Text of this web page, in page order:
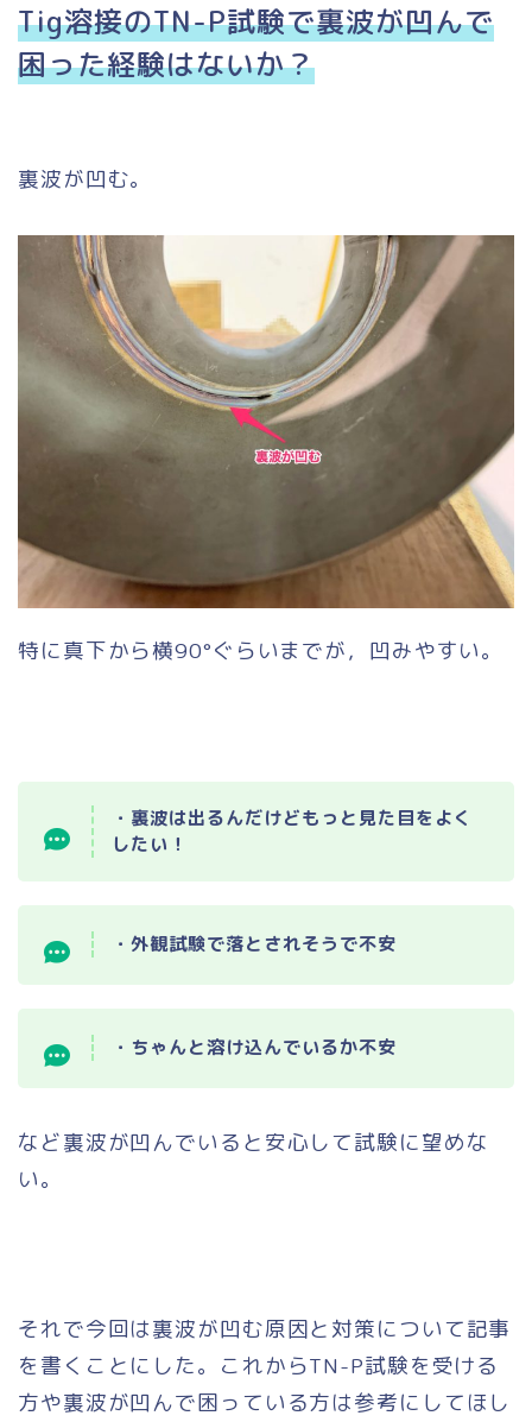
Tig溶接のTN-P試験で裏波が凹んで
困った経験はないか？
裏波が凹む。
特に真下から横90°ぐらいまでが，凹みやすい。
・裏波は出るんだけどもっと見た目をよく
したい！
・外観試験で落とされそうで不安
・ちゃんと溶け込んでいるか不安
など裏波が凹んでいると安心して試験に望めな
い。
それで今回は裏波が凹む原因と対策について記事
を書くことにした。これからTN-P試験を受ける
方や裏波が凹んで困っている方は参考にしてほし